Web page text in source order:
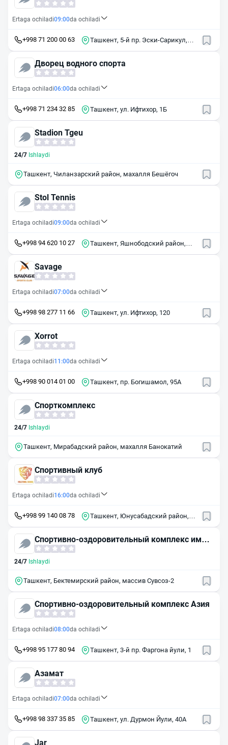
Ertaga ochiladi09:00da ochiladi
+998 71 200 00 63
Ташкент, 5-й пр. Эски-Сарикул,
Дворец водного спорта
Ertaga ochiladi06:00da ochiladi
+998 71 234 32 85 Ташкент, ул. Ифтихор, 1Б
Stadion Tgeu
24/7 Ishlaydi
Ташкент, Чиланзарский район, махалля Бешёгоч
Stol Tennis
Ertaga ochiladi09:00da ochiladi
+998 94 620 10 27
Ташкент, Яшнободский район,
Savage
Ertaga ochiladi07:00da ochiladi
+998 98 277 11 66 Ташкент, ул. Ифтихор, 120
Xorrot
Ertaga ochiladi11:00da ochiladi
+998 90 014 01 00 Ташкент, пр. Богишамол, 95А
Спорткомплекс
24/7 Ishlaydi
Ташкент, Мирабадский район, махалля Банокатий
Спортивный клуб
Ertaga ochiladi16:00da ochiladi
+998 99 140 08 78
Ташкент, Юнусабадский район,
Спортивно-оздоровительный комплекс имен
и Г.А. Красницкого
24/7 Ishlaydi
Ташкент, Бектемирский район, массив Сувсоз-2
Спортивно-оздоровительный комплекс Азия
Ertaga ochiladi08:00da ochiladi
+998 95 177 80 94 Ташкент, 3-й пр. Фаргона йули, 1
Азамат
Ertaga ochiladi07:00da ochiladi
+998 98 337 35 85 Ташкент, ул. Дурмон Йули, 40А
Jar